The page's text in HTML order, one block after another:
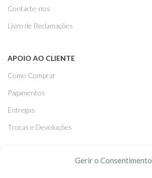
Gerir o Consentimento
Contacte-nos
Livro de Reclamações
APOIO AO CLIENTE
Como Comprar
Pagamentos
Entregas
Trocas e Devoluções